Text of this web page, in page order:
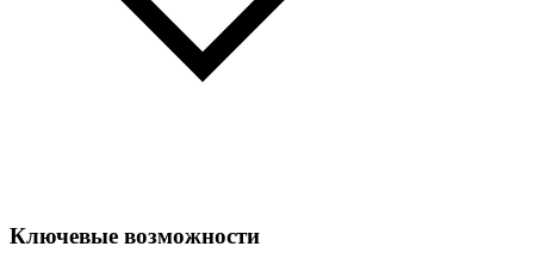
Ключевые возможности